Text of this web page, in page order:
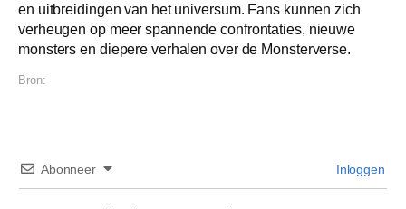
en uitbreidingen van het universum. Fans kunnen zich
verheugen op meer spannende confrontaties, nieuwe
monsters en diepere verhalen over de Monsterverse.
Bron:
Abonneer Inloggen